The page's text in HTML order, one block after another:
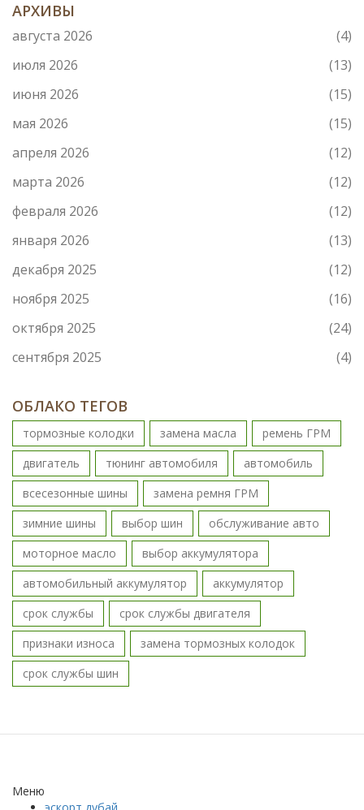
АРХИВЫ
августа 2026
(4)
июля 2026
(13)
июня 2026
(15)
мая 2026
(15)
апреля 2026
(12)
марта 2026
(12)
февраля 2026
(12)
января 2026
(13)
декабря 2025
(12)
ноября 2025
(16)
октября 2025
(24)
сентября 2025
(4)
ОБЛАКО ТЕГОВ
тормозные колодки замена масла
ремень ГРМ
двигатель
тюнинг автомобиля
автомобиль
всесезонные шины
замена ремня ГРМ
зимние шины
выбор шин
обслуживание авто
моторное масло
выбор аккумулятора
автомобильный аккумулятор
аккумулятор
срок службы
срок службы двигателя
признаки износа
замена тормозных колодок
срок службы шин
Меню